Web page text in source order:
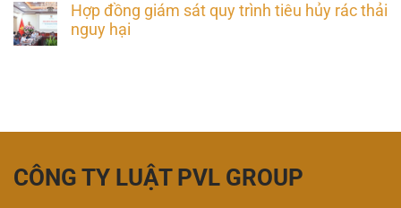
Hợp đồng giám sát quy trình tiêu hủy rác thải
nguy hại
CÔNG TY LUẬT PVL GROUP